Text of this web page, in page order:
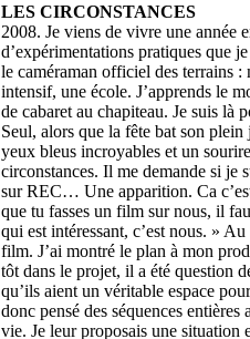
LES CIRCONSTANCES
2008. Je viens de vivre une année
d’expérimentations pratiques que
le caméraman officiel des terrains
intensif, une école. J’apprends le
de cabaret au chapiteau. Je suis là
Seul, alors que la fête bat son
yeux bleus incroyables et un
circonstances. Il me demande si je
sur REC… Une apparition. Ca
que tu fasses un film sur nous, il
qui est intéressant, c’est nous. »
film. J’ai montré le plan à mon
tôt dans le projet, il a été question
qu’ils aient un véritable espace
donc pensé des séquences
vie. Je leur proposais une situation